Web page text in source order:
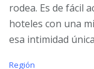
rodea. Es de fácil
hoteles con una
esa intimidad
C
Región